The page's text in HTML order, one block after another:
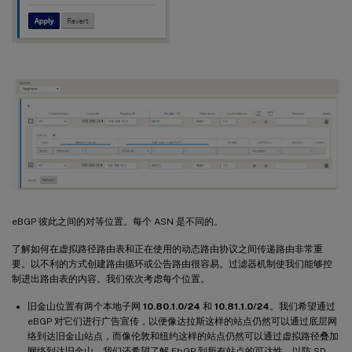
eBGP 彼此之间的对等位置。每个 ASN 是不同的。
了解如何在虚拟路径路由表和正在使用的动态路由协议之间传递路由非常重
要。以不利的方式创建路由循环或公告路由很容易。过滤器机制使我们能够控
制进出路由表的内容。我们依次考虑每个位置。
旧金山位置有两个本地子网 10.80.1.0/24 和 10.81.1.0/24。我们希望通过
eBGP 对它们进行广告宣传，以便像达拉斯这样的站点仍然可以通过底层网
络到达旧金山站点，而像伦敦和纽约这样的站点仍然可以通过虚拟路径叠加